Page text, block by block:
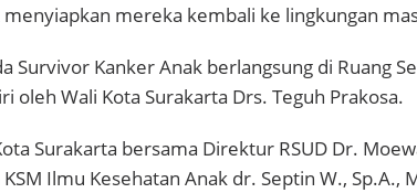
mereka kembali ke lingkungan
Survivor Kanker Anak berlangsung di Ruang
oleh Wali Kota Surakarta Drs. Teguh Prakosa.
Surakarta bersama Direktur RSUD Dr.
Ilmu Kesehatan Anak dr. Septin W., Sp.A.,